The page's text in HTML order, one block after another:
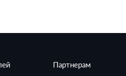
Партнерам